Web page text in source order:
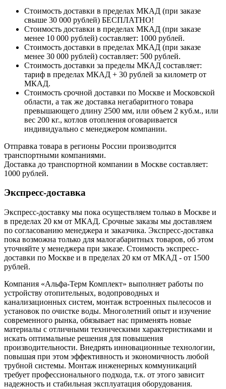
Стоимость доставки в пределах МКАД (при заказе
свыше 30 000 рублей) БЕСПЛАТНО!
Стоимость доставки в пределах МКАД (при заказе
менее 10 000 рублей) составляет: 1000 рублей.
Стоимость доставки в пределах МКАД (при заказе
менее 30 000 рублей) составляет: 500 рублей.
Стоимость доставки за пределы МКАД составляет:
тариф в пределах МКАД + 30 рублей за километр от
МКАД.
Стоимость срочной доставки по Москве и Московской
области, а так же доставка негабаритного товара
превышающего длину 2500 мм, или объем 2 куб.м., или
вес 200 кг., котлов отопления оговаривается
индивидуально с менеджером компании.
Отправка товара в регионы России производится
транспортными компаниями.
Доставка до транспортной компании в Москве составляет:
1000 рублей.
Экспресс-доставка
Экспресс-доставку мы пока осуществляем только в Москве и
в пределах 20 км от МКАД. Срочные заказы мы доставляем
по согласованию менеджера и заказчика. Экспресс-доставка
пока возможна только для малогабаритных товаров, об этом
уточняйте у менеджера при заказе. Стоимость экспресс-
доставки по Москве и в пределах 20 км от МКАД - от 1500
рублей.
Компания «Альфа-Терм Комплект» выполняет работы по
устройству отопительных, водопроводных и
канализационных систем, монтаж встроенных пылесосов и
установок по очистке воды. Многолетний опыт и изучение
современного рынка, обязывает нас применять новые
материалы с отличными техническими характеристиками и
искать оптимальные решения для повышения
производительности. Внедрять инновационные технологии,
повышая при этом эффективность и экономичность любой
трубной системы. Монтаж инженерных коммуникаций
требует профессионального подхода, т.к. от этого зависит
надежность и стабильная эксплуатация оборудования.